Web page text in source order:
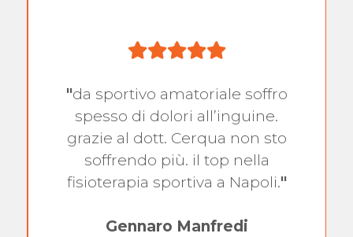
"da sportivo amatoriale soffro
spesso di dolori all’inguine.
grazie al dott. Cerqua non sto
soffrendo più. il top nella
fisioterapia sportiva a Napoli."
Gennaro Manfredi